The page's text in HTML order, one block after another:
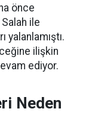
önce
ile
yalanlamıştı.
ilişkin
ediyor.
Neden